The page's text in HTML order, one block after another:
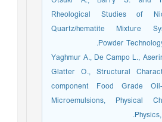
Rheological Studies of
Quartz/hematite Mixture
Powder
9. Yaghmur A., De Campo L.,
Glatter O., Structural
component Food Grade
Microemulsions, Physical